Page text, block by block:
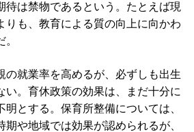
待は禁物であるという。たとえば現
りも、教育による質の向上に向かわ
就業率を高めるが、必ずしも出生
い。育休政策の効果は、まだ十分に
とする。保育所整備については、
期や地域では効果が認められるが、